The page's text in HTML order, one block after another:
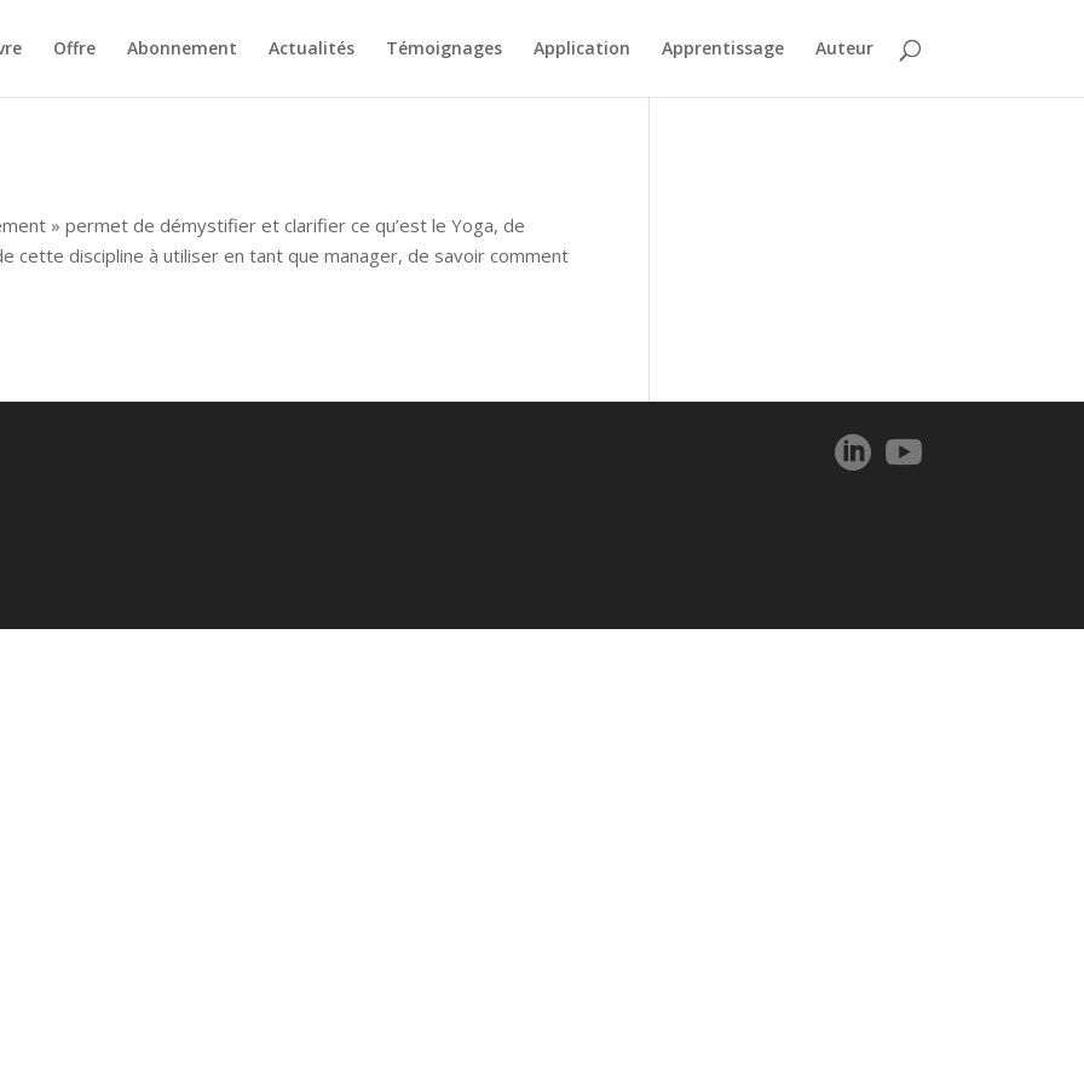
Offre Abonnement Actualités Témoignages Application Apprentissage Auteur
» permet de démystifier et clarifier ce qu’est le Yoga, de
cette discipline à utiliser en tant que manager, de savoir comment
 